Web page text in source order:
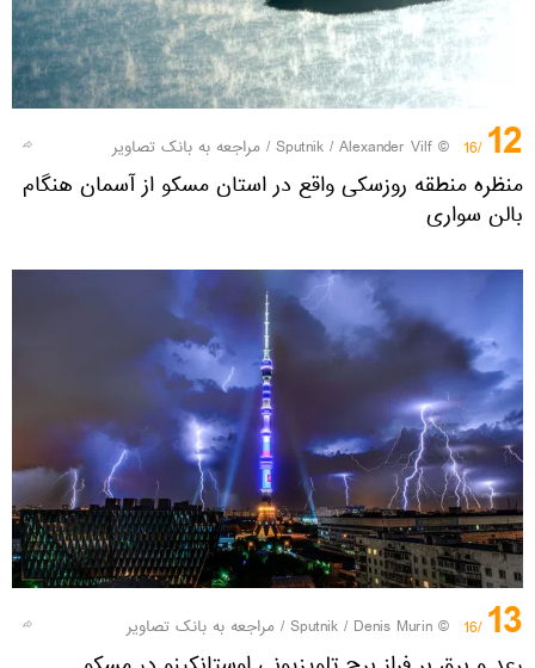
12
/16
© Sputnik / Alexander Vilf
/ مراجعه به بانک تصاویر
منظره منطقه روزسکی واقع در استان مسکو از آسمان هنگام
بالن سواری
13
/16
© Sputnik / Denis Murin
/ مراجعه به بانک تصاویر